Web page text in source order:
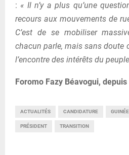
: « Il n’y a plus qu’une
recours aux mouvements de
C’est de se mobiliser
chacun parle, mais sans doute
l’encontre des intérêts du
Foromo Fazy Béavogui, depuis
ACTUALITÉS CANDIDATURE GUINÉE
PRÉSIDENT TRANSITION